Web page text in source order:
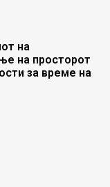
на
на просторот
за време на